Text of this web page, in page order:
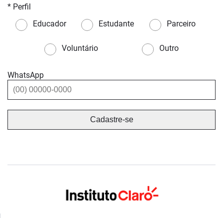
* Perfil
Educador
Estudante Parceiro
Voluntário Outro
WhatsApp